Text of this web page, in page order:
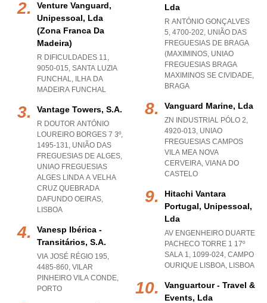
Venture Vanguard,
Unipessoal, Lda
(zona Franca Da
Madeira)
R DIFICULDADES 11,
9050-015, SANTA LUZIA
FUNCHAL, ILHA DA
MADEIRA FUNCHAL
Vantage Towers, S.a.
R DOUTOR ANTÓNIO
LOUREIRO BORGES 7 3º,
1495-131, UNIÃO DAS
FREGUESIAS DE ALGES,
UNIAO FREGUESIAS
ALGES LINDA A VELHA
CRUZ QUEBRADA
DAFUNDO OEIRAS,
LISBOA
Vanesp Ibérica -
Transitários, S.a.
VIA JOSÉ RÉGIO 195,
4485-860, VILAR
PINHEIRO VILA CONDE,
PORTO
Lda
R ANTÓNIO GONÇALVES
5, 4700-202, UNIÃO DAS
FREGUESIAS DE BRAGA
(MAXIMINOS, UNIAO
FREGUESIAS BRAGA
MAXIMINOS SE CIVIDADE,
BRAGA
Vanguard Marine, Lda
ZN INDUSTRIAL PÓLO 2,
4920-013, UNIAO
FREGUESIAS CAMPOS
VILA MEA NOVA
CERVEIRA, VIANA DO
CASTELO
Hitachi Vantara
Portugal, Unipessoal,
Lda
AV ENGENHEIRO DUARTE
PACHECO TORRE 1 17º
SALA 1, 1099-024, CAMPO
OURIQUE LISBOA, LISBOA
Vanguartour - Travel &
Events, Lda